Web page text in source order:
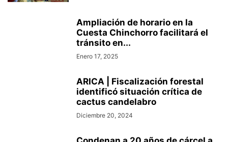
Ampliación de horario en la
Cuesta Chinchorro facilitará el
tránsito en...
Enero 17, 2025
ARICA | Fiscalización forestal
identificó situación crítica de
cactus candelabro
Diciembre 20, 2024